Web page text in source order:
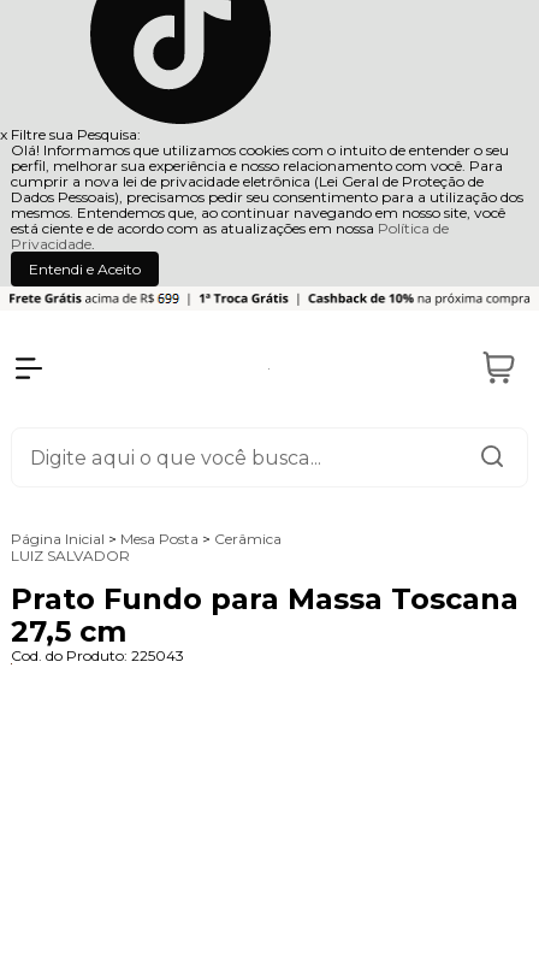
x Filtre sua Pesquisa:
Olá! Informamos que utilizamos cookies com o intuito de entender o seu
perfil, melhorar sua experiência e nosso relacionamento com você. Para
cumprir a nova lei de privacidade eletrônica (Lei Geral de Proteção de
Dados Pessoais), precisamos pedir seu consentimento para a utilização dos
mesmos. Entendemos que, ao continuar navegando em nosso site, você
está ciente e de acordo com as atualizações em nossa Política de
Privacidade.
Entendi e Aceito
Página Inicial > Mesa Posta > Cerâmica
LUIZ SALVADOR
Prato Fundo para Massa Toscana
27,5 cm
Cod. do Produto: 225043